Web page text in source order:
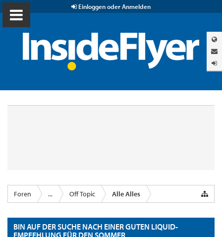
Einloggen oder Anmelden
Foren ... Off Topic Alle Alles
BIN AUF DER SUCHE NACH EINER GUTEN LIQUID-
EMPFEHLUNG FÜR DEN SOMMER